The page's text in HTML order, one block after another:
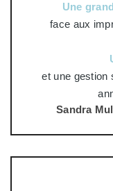
Une
face aux
et une gestion
Sandra